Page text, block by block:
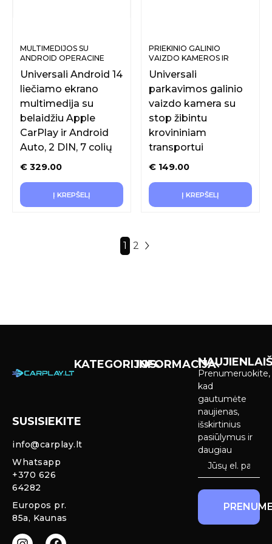
MULTIMEDIJOS SU
ANDROID OPERACINE
Universali Android 14
liečiamo ekrano
multimedija su
belaidžiu Apple
CarPlay ir Android
Auto, 2 DIN, 7 colių
€ 329.00
Į KREPŠELĮ
PRIEKINIO GALINIO
VAIZDO KAMEROS IR
Universali
parkavimos galinio
vaizdo kamera su
stop žibintu
krovininiam
transportui
€ 149.00
Į KREPŠELĮ
1 2
SUSISIEKITE
info@carplay.lt
Whatsapp
+370 626
64282
Europos pr.
85a, Kaunas
KATEGORIJOS
galinio vaizdo
INFORMACIJA
Prenumeruokite,
kad
gautumėte
naujienas,
išskirtinius
pasiūlymus ir
daugiau